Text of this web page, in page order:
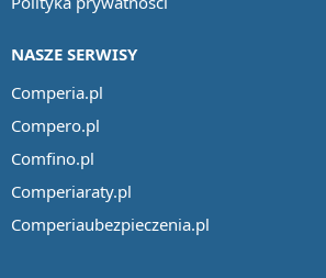
NASZE SERWISY
Comperia.pl
Compero.pl
Comfino.pl
Comperiaraty.pl
Comperiaubezpieczenia.pl